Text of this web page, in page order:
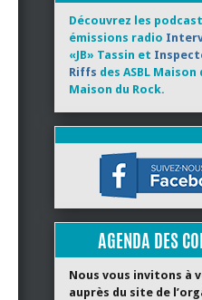
Découvrez les
émissions radio
«JB» Tassin et
Riffs des ASBL Maison
Maison du Rock.
AGENDA DES
Nous vous invitons à
auprès du site de